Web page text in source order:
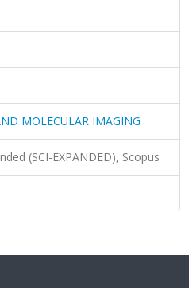
MOLECULAR IMAGING
(SCI-EXPANDED), Scopus